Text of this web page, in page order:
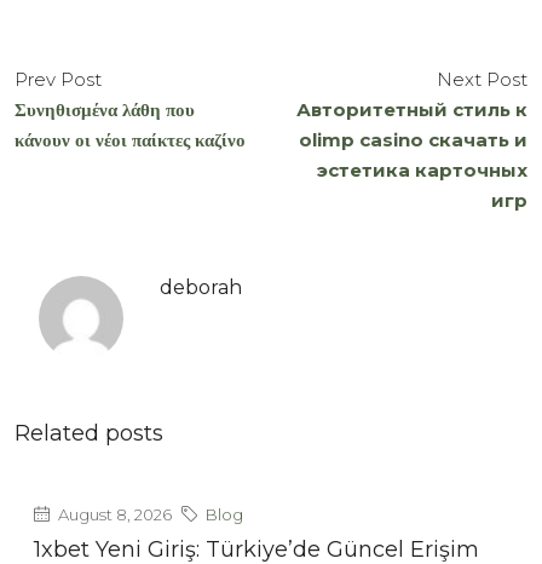
Prev Post
Συνηθισμένα λάθη που
κάνουν οι νέοι παίκτες καζίνο
Next Post
Авторитетный стиль к
olimp casino скачать и
эстетика карточных
игр
deborah
Related posts
August 8, 2026 Blog
1xbet Yeni Giriş: Türkiye’de Güncel Erişim